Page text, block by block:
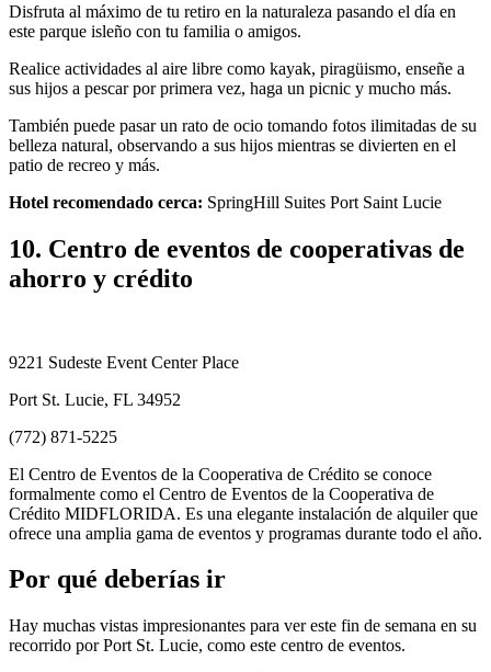
Disfruta al máximo de tu retiro en la naturaleza pasando el día en
este parque isleño con tu familia o amigos.
Realice actividades al aire libre como kayak, piragüismo, enseñe a
sus hijos a pescar por primera vez, haga un picnic y mucho más.
También puede pasar un rato de ocio tomando fotos ilimitadas de su
belleza natural, observando a sus hijos mientras se divierten en el
patio de recreo y más.
Hotel recomendado cerca: SpringHill Suites Port Saint Lucie
10. Centro de eventos de cooperativas de
ahorro y crédito
9221 Sudeste Event Center Place
Port St. Lucie, FL 34952
(772) 871-5225
El Centro de Eventos de la Cooperativa de Crédito se conoce
formalmente como el Centro de Eventos de la Cooperativa de
Crédito MIDFLORIDA. Es una elegante instalación de alquiler que
ofrece una amplia gama de eventos y programas durante todo el año.
Por qué deberías ir
Hay muchas vistas impresionantes para ver este fin de semana en su
recorrido por Port St. Lucie, como este centro de eventos.